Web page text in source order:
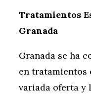
Tratamientos
Granada
Granada se ha
en tratamientos
variada oferta y